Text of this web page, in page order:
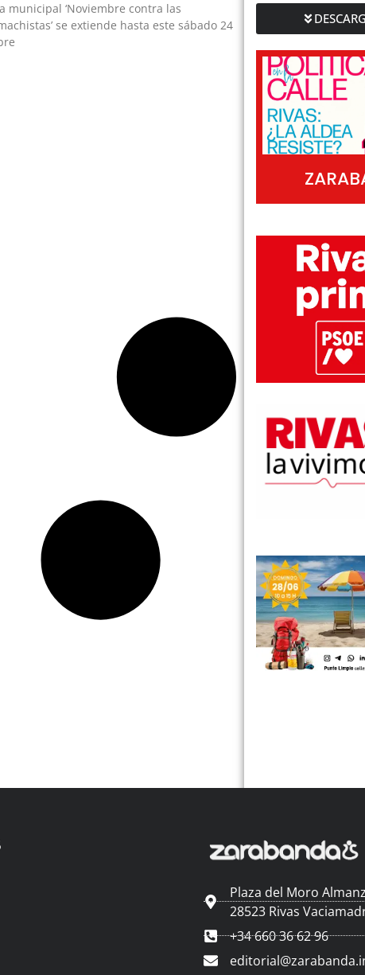
municipal ‘Noviembre contra las
se extiende hasta este sábado 24
Plaza del Moro
28523 Rivas
+34 660 36 62 96